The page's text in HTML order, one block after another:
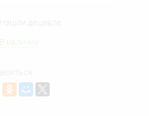
В наличии